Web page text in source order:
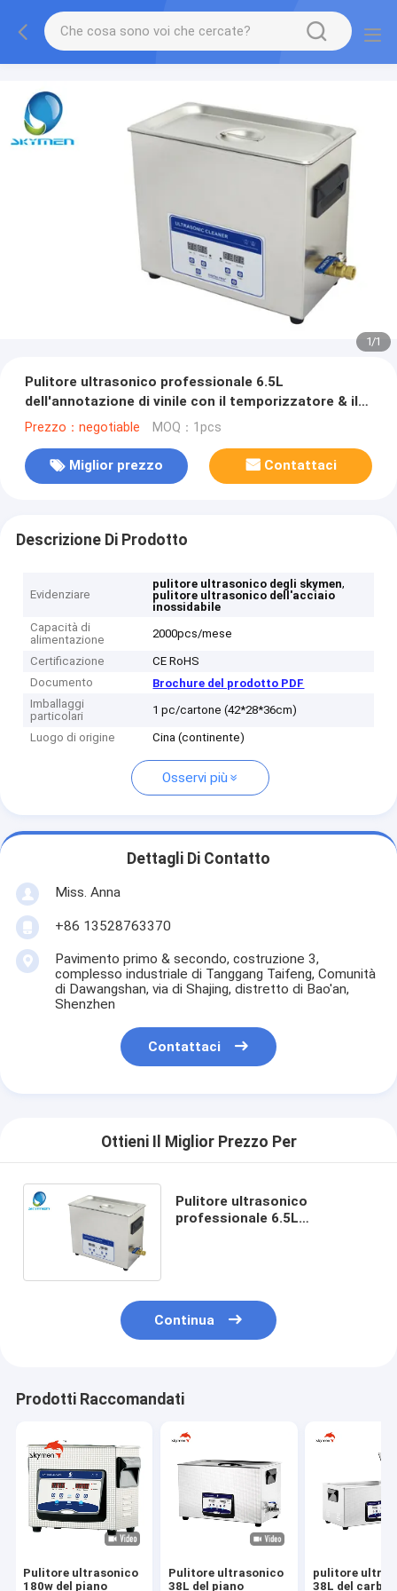
1/1
Pulitore ultrasonico professionale 6.5L
dell'annotazione di vinile con il temporizzatore & il
radiatore di Digital
Prezzo：negotiable MOQ：1pcs
Miglior prezzo Contattaci
Descrizione Di Prodotto
Evidenziare
pulitore ultrasonico degli skymen,
pulitore ultrasonico dell'acciaio
inossidabile
Capacità di
alimentazione
2000pcs/mese
Certificazione
CE RoHS
Documento
Brochure del prodotto PDF
Imballaggi
particolari
1 pc/cartone (42*28*36cm)
Luogo di origine Cina (continente)
Osservi più
Dettagli Di Contatto
Miss. Anna
+86 13528763370
Pavimento primo & secondo, costruzione 3,
complesso industriale di Tanggang Taifeng, Comunità
di Dawangshan, via di Shajing, distretto di Bao'an,
Shenzhen
Contattaci
Ottieni Il Miglior Prezzo Per
Pulitore ultrasonico
professionale 6.5L
Continua
Prodotti Raccomandati
Pulitore ultrasonico
180w del piano
Pulitore ultrasonico
38L del piano
pulitore
38L del